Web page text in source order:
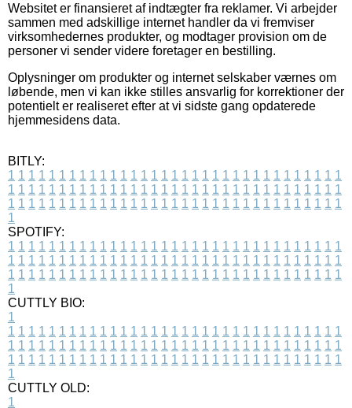
Websitet er finansieret af indtægter fra reklamer. Vi arbejder
sammen med adskillige internet handler da vi fremviser
virksomhedernes produkter, og modtager provision om de
personer vi sender videre foretager en bestilling.
Oplysninger om produkter og internet selskaber værnes om
løbende, men vi kan ikke stilles ansvarlig for korrektioner der
potentielt er realiseret efter at vi sidste gang opdaterede
hjemmesidens data.
BITLY:
1 1 1 1 1 1 1 1 1 1 1 1 1 1 1 1 1 1 1 1 1 1 1 1 1 1 1 1 1 1 1 1 1
1 1 1 1 1 1 1 1 1 1 1 1 1 1 1 1 1 1 1 1 1 1 1 1 1 1 1 1 1 1 1 1 1
1 1 1 1 1 1 1 1 1 1 1 1 1 1 1 1 1 1 1 1 1 1 1 1 1 1 1 1 1 1 1 1 1
1
SPOTIFY:
1 1 1 1 1 1 1 1 1 1 1 1 1 1 1 1 1 1 1 1 1 1 1 1 1 1 1 1 1 1 1 1 1
1 1 1 1 1 1 1 1 1 1 1 1 1 1 1 1 1 1 1 1 1 1 1 1 1 1 1 1 1 1 1 1 1
1 1 1 1 1 1 1 1 1 1 1 1 1 1 1 1 1 1 1 1 1 1 1 1 1 1 1 1 1 1 1 1 1
1
CUTTLY BIO:
1
1 1 1 1 1 1 1 1 1 1 1 1 1 1 1 1 1 1 1 1 1 1 1 1 1 1 1 1 1 1 1 1 1
1 1 1 1 1 1 1 1 1 1 1 1 1 1 1 1 1 1 1 1 1 1 1 1 1 1 1 1 1 1 1 1 1
1 1 1 1 1 1 1 1 1 1 1 1 1 1 1 1 1 1 1 1 1 1 1 1 1 1 1 1 1 1 1 1 1
1
CUTTLY OLD:
1